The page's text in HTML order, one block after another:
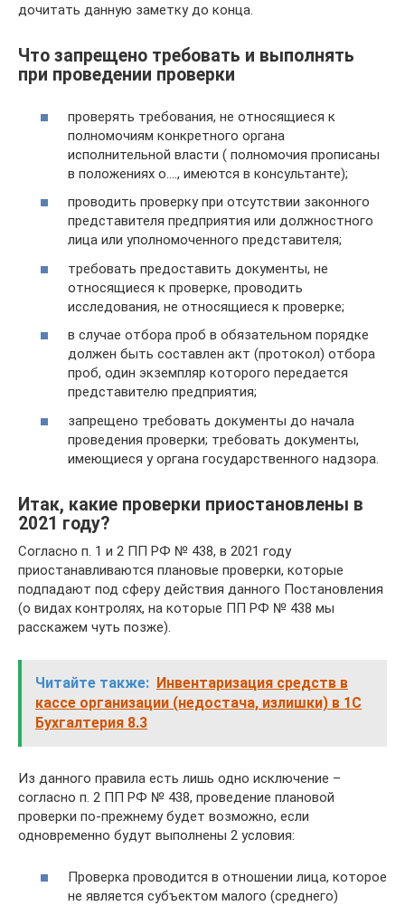
дочитать данную заметку до конца.
Что запрещено требовать и выполнять
при проведении проверки
проверять требования, не относящиеся к
полномочиям конкретного органа
исполнительной власти ( полномочия прописаны
в положениях о…., имеются в консультанте);
проводить проверку при отсутствии законного
представителя предприятия или должностного
лица или уполномоченного представителя;
требовать предоставить документы, не
относящиеся к проверке, проводить
исследования, не относящиеся к проверке;
в случае отбора проб в обязательном порядке
должен быть составлен акт (протокол) отбора
проб, один экземпляр которого передается
представителю предприятия;
запрещено требовать документы до начала
проведения проверки; требовать документы,
имеющиеся у органа государственного надзора.
Итак, какие проверки приостановлены в
2021 году?
Согласно п. 1 и 2 ПП РФ № 438, в 2021 году
приостанавливаются плановые проверки, которые
подпадают под сферу действия данного Постановления
(о видах контролях, на которые ПП РФ № 438 мы
расскажем чуть позже).
Читайте также: Инвентаризация средств в
кассе организации (недостача, излишки) в 1С
Бухгалтерия 8.3
Из данного правила есть лишь одно исключение –
согласно п. 2 ПП РФ № 438, проведение плановой
проверки по-прежнему будет возможно, если
одновременно будут выполнены 2 условия:
Проверка проводится в отношении лица, которое
не является субъектом малого (среднего)